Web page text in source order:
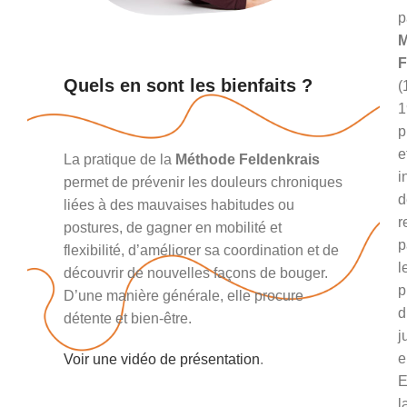
Quels en sont les bienfaits ?
La pratique de la Méthode Feldenkrais
permet de prévenir les douleurs chroniques
liées à des mauvaises habitudes ou
postures, de gagner en mobilité et
flexibilité, d’améliorer sa coordination et de
découvrir de nouvelles façons de bouger.
D’une manière générale, elle procure
détente et bien-être.
Voir une vidéo de présentation.